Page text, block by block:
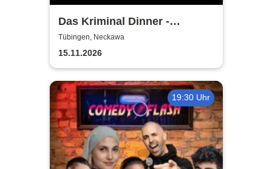
Das Kriminal Dinner -
Alpenkrimi: Knödelmord beim
Gipfeltreffen
Tübingen, Neckawa
15.11.2026
19:30 Uhr